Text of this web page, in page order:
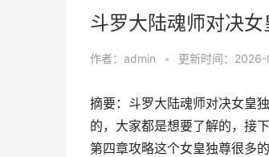
斗罗大陆魂师对决
作者： admin • 更新时间：
摘要：斗罗大陆魂师对决女皇
的，大家都是想要了解的，接
第四章攻略这个女皇独尊很多